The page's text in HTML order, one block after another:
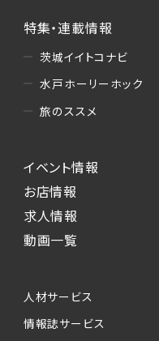
特集・連載情報
茨城イイトコナビ
水戸ホーリーホック
旅のススメ
イベント情報
お店情報
求人情報
動画一覧
人材サービス
情報誌サービス